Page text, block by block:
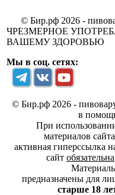
© Бир.рф 2026 -
ЧРЕЗМЕРНОЕ
ВАШЕМУ ЗДОРОВЬЮ
Мы в соц. сетях:
© Бир.рф 2026 -
в
При
материалов
активная гиперссылка
сайт обязательна
предназначены для
старше 18